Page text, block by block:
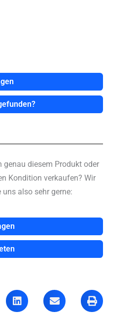
diesem Produkt oder
Kondition verkaufen? Wir
also sehr gerne: